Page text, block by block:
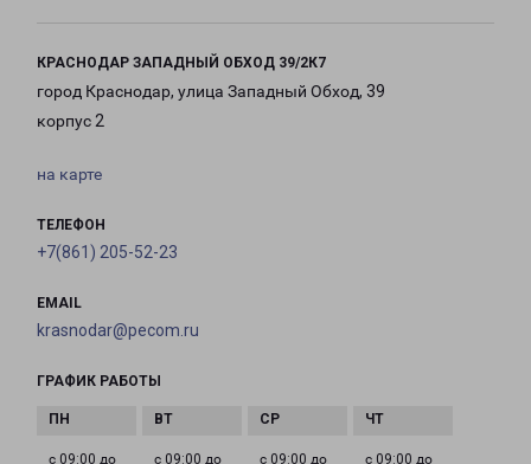
КРАСНОДАР ЗАПАДНЫЙ ОБХОД 39/2К7
город Краснодар, улица Западный Обход, 39
корпус 2
на карте
ТЕЛЕФОН
+7(861) 205-52-23
EMAIL
krasnodar@pecom.ru
ГРАФИК РАБОТЫ
с 09:00 до
с 09:00 до
с 09:00 до
с 09:00 до